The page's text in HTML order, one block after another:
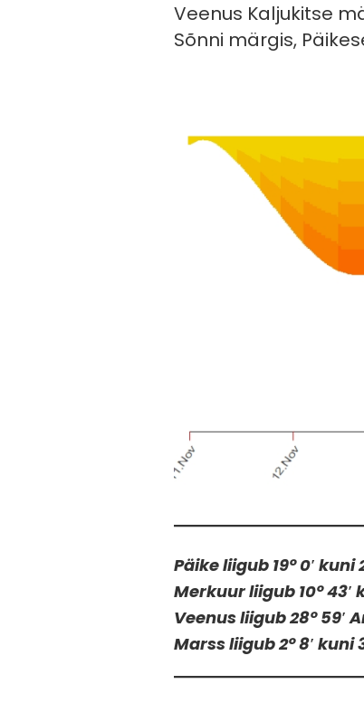
Veenus Kaljukitse
Sõnni märgis,
Päike liigub 19° 0′
Merkuur liigub 10° 43′
Veenus liigub 28° 59′
Marss liigub 2° 8′ kuni